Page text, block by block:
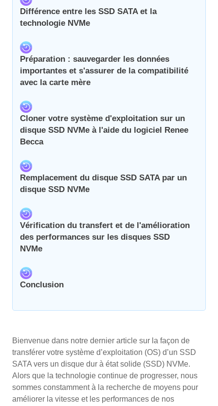
Différence entre les SSD SATA et la
technologie NVMe
Préparation : sauvegarder les données
importantes et s'assurer de la compatibilité
avec la carte mère
Cloner votre système d'exploitation sur un
disque SSD NVMe à l'aide du logiciel Renee
Becca
Remplacement du disque SSD SATA par un
disque SSD NVMe
Vérification du transfert et de l'amélioration
des performances sur les disques SSD
NVMe
Conclusion
Bienvenue dans notre dernier article sur la façon de
transférer votre système d’exploitation (OS) d’un SSD
SATA vers un disque dur à état solide (SSD) NVMe.
Alors que la technologie continue de progresser, nous
sommes constamment à la recherche de moyens pour
améliorer la vitesse et les performances de nos